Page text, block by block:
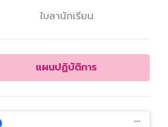
ใบลานักเรียน
แผนปฏิบัติการ